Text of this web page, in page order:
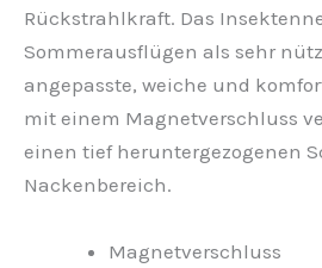
Rückstrahlkraft. Das
Sommerausflügen als sehr
angepasste, weiche und
mit einem Magnetverschluss
einen tief heruntergezogenen
Nackenbereich.
Magnetverschluss